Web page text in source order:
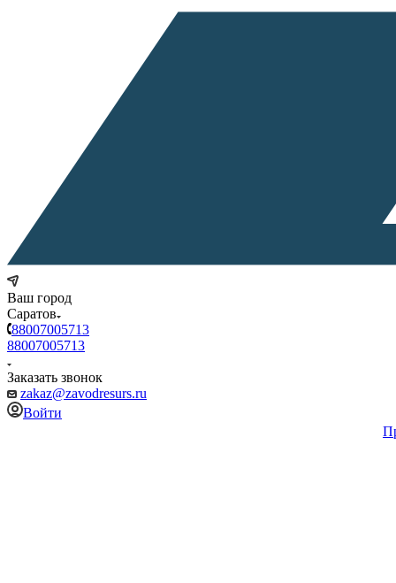
Ваш город
Саратов
88007005713
88007005713
Заказать звонок
zakaz@zavodresurs.ru
Войти